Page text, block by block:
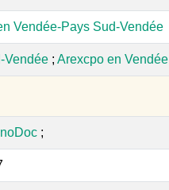
Vendée-Pays Sud-Vendée
Vendée ; Arexcpo en Vendée
;